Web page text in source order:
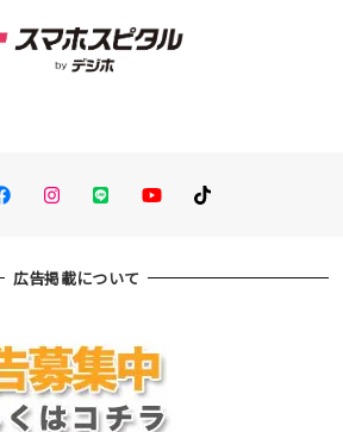
FacebookInstagram
LINE You TubeTikTok
広告掲載について